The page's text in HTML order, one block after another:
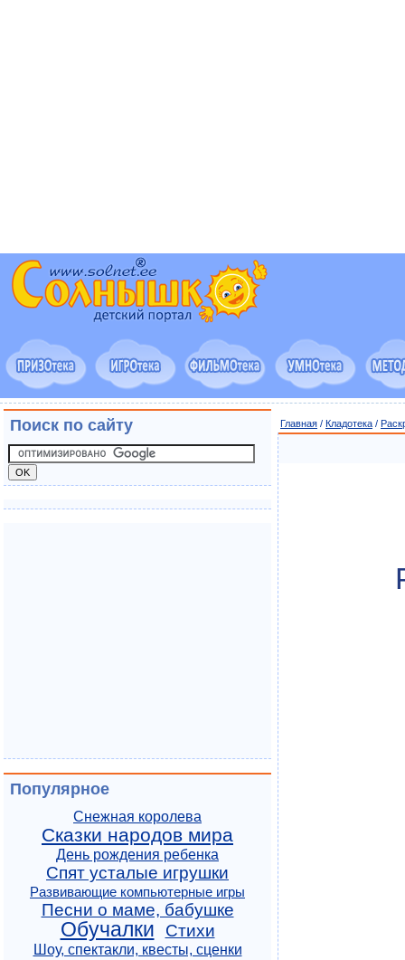
Главная / Кладотека /
Поиск по сайту
Популярное
Снежная королева
Сказки народов мира
День рождения ребенка
Спят усталые игрушки
Развивающие компьютерные игры
Песни о маме, бабушке
Обучалки Стихи
Шоу, спектакли, квесты, сценки